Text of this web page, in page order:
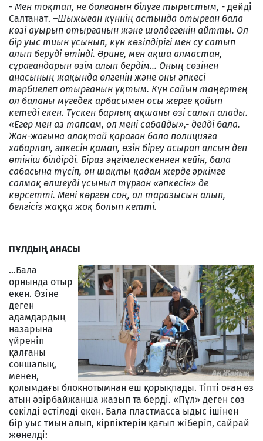
- Мен тоқтап, не болғанын білуге тырыстым, - дейді
Салтанат. –Шыжыған күннің астында отырған бала
көзі ауырып отырғанын және шөлдегенін айтты. Ол
бір уыс тиын ұсынып, күн көзілдірігі мен су сатып
алып беруді өтінді. Әрине, мен ақша алмастан,
сұрағандарын өзім алып бердім... Оның сөзінен
анасының жақында өлгенін және оны әпкесі
тәрбиелеп отырғанын ұқтым. Күн сайын таңертең
ол баланы мүгедек арбасымен осы жерге қойып
кетеді екен. Түскен барлық ақшаны өзі салып алады.
«Егер мен аз тапсам, ол мені сабайды»,- дейді бала.
Жан-жағына алақтай қараған бала полицияға
хабарлап, әпкесін қамап, өзін біреу асырап алсын деп
өтініш білдірді. Біраз әңгімелескеннен кейін, бала
сабасына түсіп, он шақты қадам жерде әркімге
салмақ өлшеуді ұсынып тұрған «әпкесін» де
көрсетті. Мені көрген соң, ол таразысын алып,
белгісіз жаққа жоқ болып кетті.
ПҰЛДЫҢ АНАСЫ
...Бала
орнында отыр
екен. Өзіне
деген
адамдардың
назарына
үйреніп
қалғаны
соншалық,
менен,
қолымдағы блокнотымнан еш қорықпады. Тіпті оған өз
атын әзірбайжанша жазып та берді. «Пұл» деген сөз
секілді естіледі екен. Бала пластмасса ыдыс ішінен
бір уыс тиын алып, кірпіктерін қағып жіберіп, сайрай
жөнелді: